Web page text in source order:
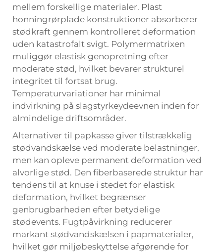
mellem forskellige materialer. Plast
honningrørplade konstruktioner absorberer
stødkraft gennem kontrolleret deformation
uden katastrofalt svigt. Polymermatrixen
muliggør elastisk genopretning efter
moderate stød, hvilket bevarer strukturel
integritet til fortsat brug.
Temperaturvariationer har minimal
indvirkning på slagstyrkeydeevnen inden for
almindelige driftsområder.
Alternativer til papkasse giver tilstrækkelig
stødvandskælse ved moderate belastninger,
men kan opleve permanent deformation ved
alvorlige stød. Den fiberbaserede struktur har
tendens til at knuse i stedet for elastisk
deformation, hvilket begrænser
genbrugbarheden efter betydelige
stødevents. Fugtpåvirkning reducerer
markant stødvandskælsen i papmaterialer,
hvilket gør miljøbeskyttelse afgørende for